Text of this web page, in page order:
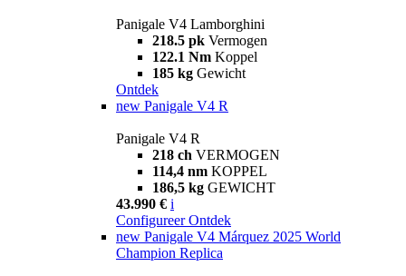
Panigale V4 Lamborghini
218.5 pk Vermogen
122.1 Nm Koppel
185 kg Gewicht
Ontdek
new Panigale V4 R
Panigale V4 R
218 ch VERMOGEN
114,4 nm KOPPEL
186,5 kg GEWICHT
43.990 € i
Configureer Ontdek
new Panigale V4 Márquez 2025 World
Champion Replica